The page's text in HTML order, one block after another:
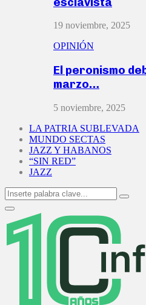
19 noviembre, 2025
OPINIÓN
El peronismo
marzo…
5 noviembre, 2025
LA PATRIA SUBLEVADA
MUNDO SECTAS
JAZZ Y HABANOS
“SIN RED”
JAZZ
Search
for:
Search
Primary
Menu